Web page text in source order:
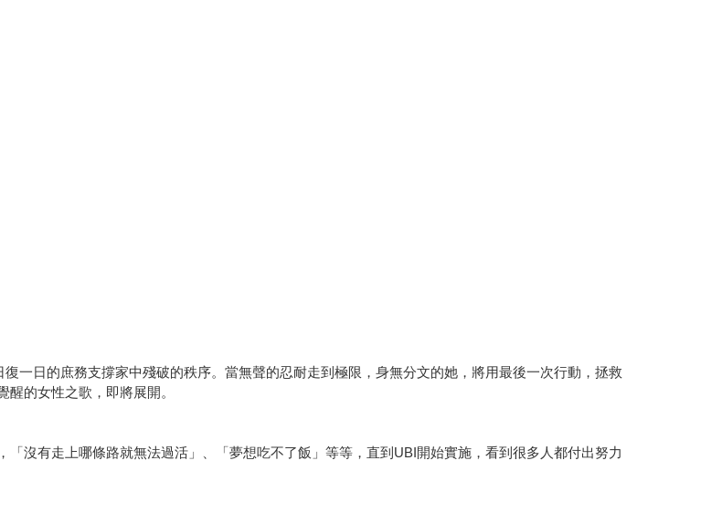
一日的庶務支撐家中殘破的秩序。當無聲的忍耐走到極限，身無分文的她，將用最後一次行動，拯救
的女性之歌，即將展開。
沒有走上哪條路就無法過活」、「夢想吃不了飯」等等，直到UBI開始實施，看到很多人都付出努力